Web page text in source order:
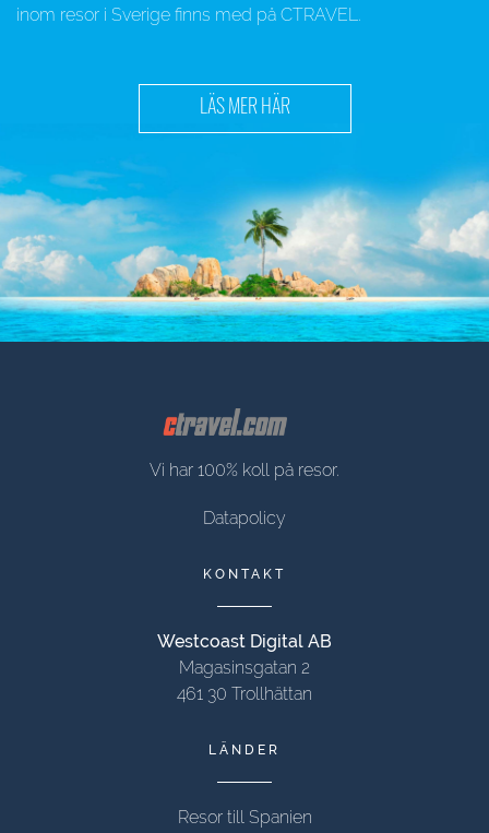
inom resor i Sverige finns med på CTRAVEL.
LÄS MER HÄR
Vi har 100% koll på resor.
Datapolicy
KONTAKT
Westcoast Digital AB
Magasinsgatan 2
461 30 Trollhättan
LÄNDER
Resor till Spanien